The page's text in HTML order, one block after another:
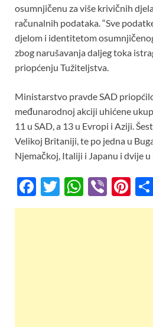
osumnjičenu za više krivičnih
računalnih podataka. “Sve
djelom i identitetom
zbog narušavanja daljeg toka
priopćenju Tužiteljstva.
Ministarstvo pravde SAD
međunarodnoj akciji uhićene
11 u SAD, a 13 u Evropi i Aziji.
Velikoj Britaniji, te po jedna u
Njemačkoj, Italiji i Japanu i dvije
F
ac
T
w
W
h
Vi
b
Pi
nt